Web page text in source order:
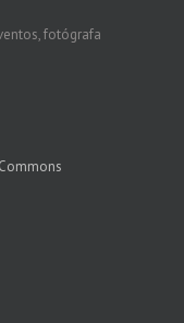
fotógrafa